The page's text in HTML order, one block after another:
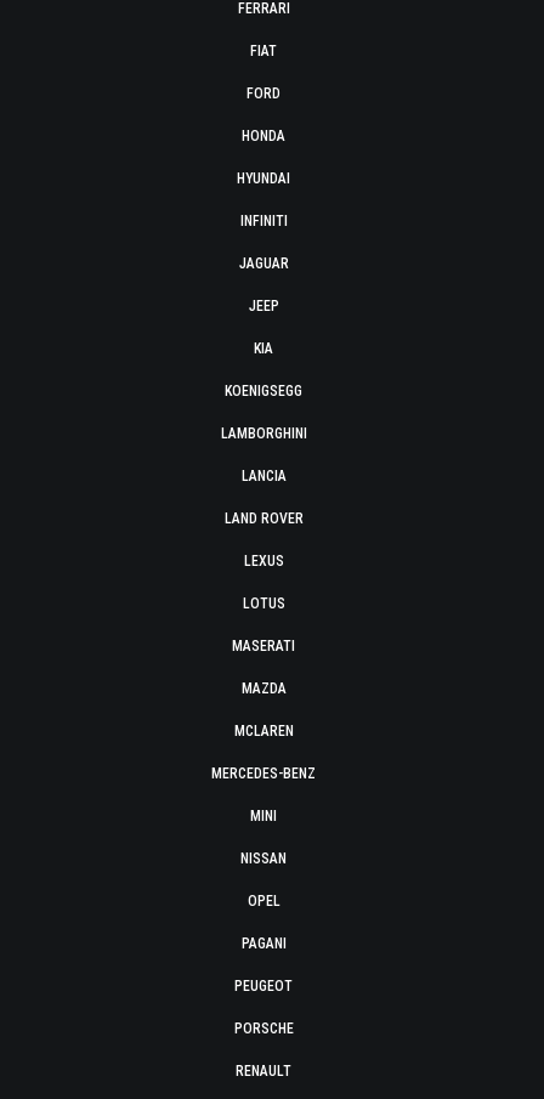
FERRARI
FIAT
FORD
HONDA
HYUNDAI
INFINITI
JAGUAR
JEEP
KIA
KOENIGSEGG
LAMBORGHINI
LANCIA
LAND ROVER
LEXUS
LOTUS
MASERATI
MAZDA
MCLAREN
MERCEDES-BENZ
MINI
NISSAN
OPEL
PAGANI
PEUGEOT
PORSCHE
RENAULT